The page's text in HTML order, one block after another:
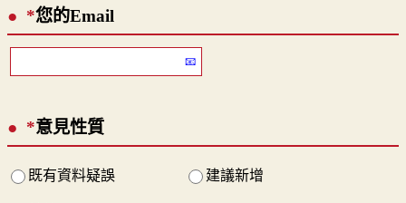
*您的Email
*意見性質
既有資料疑誤 建議新增